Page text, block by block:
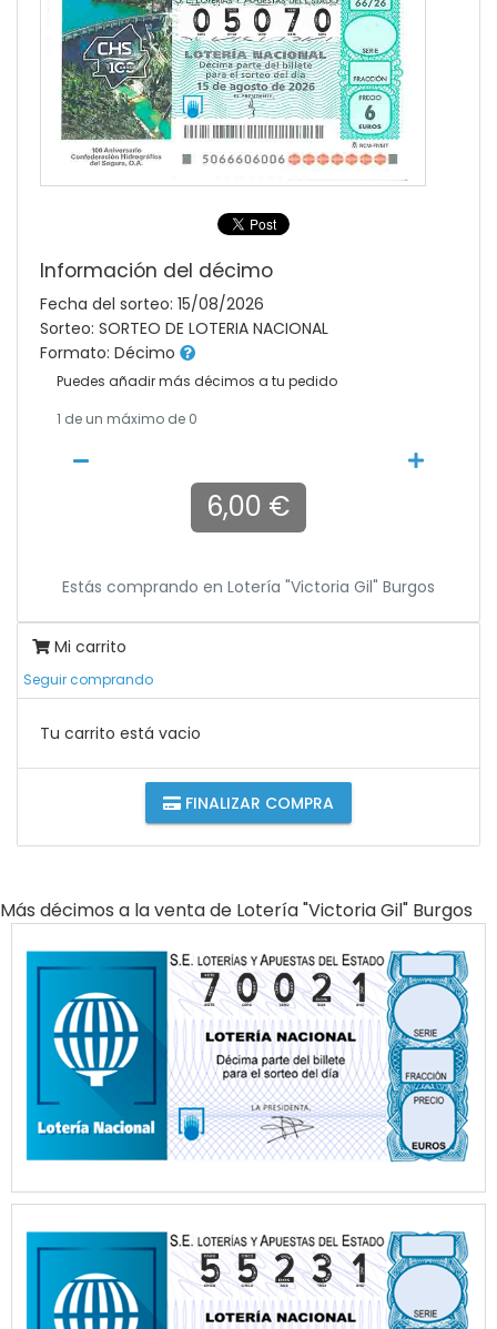
Información del décimo
Fecha del sorteo: 15/08/2026
Sorteo: SORTEO DE LOTERIA NACIONAL
Formato: Décimo
Puedes añadir más décimos a tu pedido
1 de un máximo de 0
6,00 €
Estás comprando en Lotería "victoria Gil" Burgos
Mi carrito
Seguir comprando
Tu carrito está vacio
FINALIZAR COMPRA
Más décimos a la venta de Lotería "victoria Gil" Burgos